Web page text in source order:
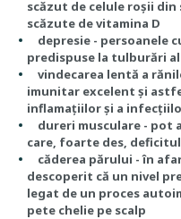
scăzut de celule roșii din
scăzute de vitamina D
depresie - persoanele
predispuse la tulburări
vindecarea lentă a
imunitar excelent și
inflamațiilor și a
dureri musculare - pot
care, foarte des,
căderea părului - în
descoperit că un nivel
legat de un proces
pete chelie pe scalp